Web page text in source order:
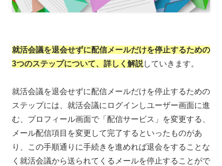
就活会議を退会せずに配信メールだけを停止するための
3つのステップについて、詳しく解説していきます。
就活会議を退会せずに配信メールだけを停止するための
ステップには、就活会議にログインしユーザー画面に進
む、プロフィール画面で「配信サービス」を変更する、
メール配信項目を変更して完了するといったものがあ
り、この手順通りに手続きを進めれば退会をすることな
く就活会議から送られてくるメールを停止することがで